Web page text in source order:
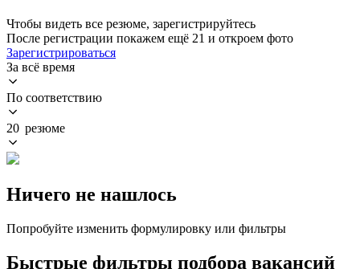
Чтобы видеть все резюме, зарегистрируйтесь
После регистрации покажем ещё 21 и откроем фото
Зарегистрироваться
За всё время
По соответствию
20 резюме
Ничего не нашлось
Попробуйте изменить формулировку или фильтры
Быстрые фильтры подбора вакансий